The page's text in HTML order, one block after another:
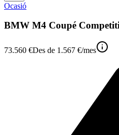
Ocasió
BMW M4 Coupé
73.560 €Des de 1.567 €/mes